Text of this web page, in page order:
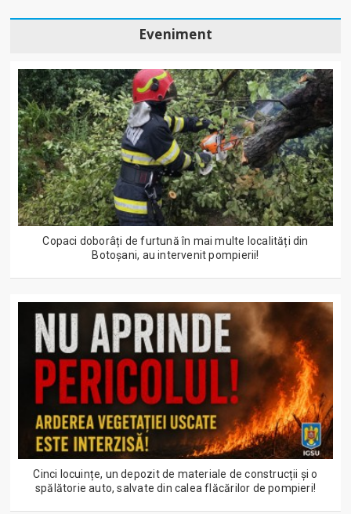
Eveniment
Copaci doborâți de furtună în mai multe localități din
Botoșani, au intervenit pompierii!
Cinci locuințe, un depozit de materiale de construcții și o
spălătorie auto, salvate din calea flăcărilor de pompieri!